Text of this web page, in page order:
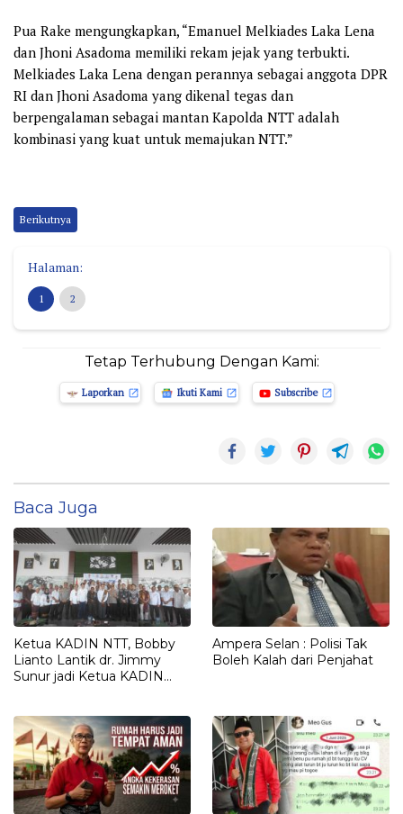
Pua Rake mengungkapkan, “Emanuel Melkiades Laka Lena
dan Jhoni Asadoma memiliki rekam jejak yang terbukti.
Melkiades Laka Lena dengan perannya sebagai anggota DPR
RI dan Jhoni Asadoma yang dikenal tegas dan
berpengalaman sebagai mantan Kapolda NTT adalah
kombinasi yang kuat untuk memajukan NTT.”
Berikutnya
Halaman:
1 2
Tetap Terhubung Dengan Kami:
Laporkan Ikuti Kami Subscribe
Baca Juga
Ketua KADIN NTT, Bobby
Lianto Lantik dr. Jimmy
Sunur jadi Ketua KADIN
Ampera Selan : Polisi Tak
Boleh Kalah dari Penjahat